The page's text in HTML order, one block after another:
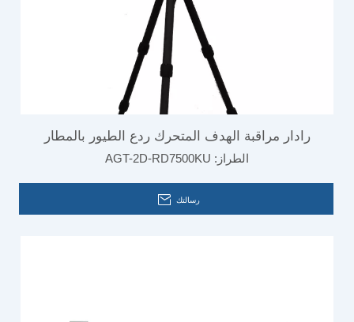
رادار مراقبة الهدف المتحرك ردع الطيور بالمطار
الطراز: AGT-2D-RD7500KU
رسالتك